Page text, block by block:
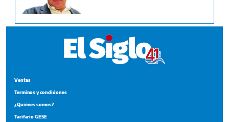
Ventas
Terminos y condiciones
¿Quiénes somos?
Tarifario GESE